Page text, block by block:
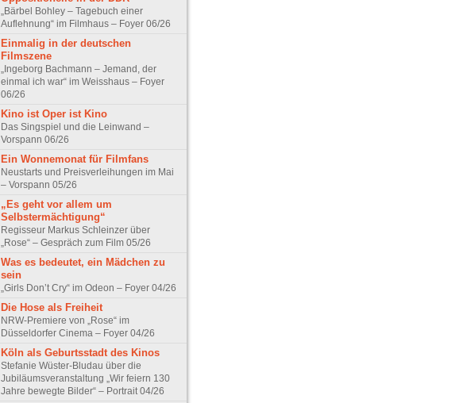
„Bärbel Bohley – Tagebuch einer
Auflehnung“ im Filmhaus – Foyer 06/26
Einmalig in der deutschen
Filmszene
„Ingeborg Bachmann – Jemand, der
einmal ich war“ im Weisshaus – Foyer
06/26
Kino ist Oper ist Kino
Das Singspiel und die Leinwand –
Vorspann 06/26
Ein Wonnemonat für Filmfans
Neustarts und Preisverleihungen im Mai
– Vorspann 05/26
„Es geht vor allem um
Selbstermächtigung“
Regisseur Markus Schleinzer über
„Rose“ – Gespräch zum Film 05/26
Was es bedeutet, ein Mädchen zu
sein
„Girls Don’t Cry“ im Odeon – Foyer 04/26
Die Hose als Freiheit
NRW-Premiere von „Rose“ im
Düsseldorfer Cinema – Foyer 04/26
Köln als Geburtsstadt des Kinos
Stefanie Wüster-Bludau über die
Jubiläumsveranstaltung „Wir feiern 130
Jahre bewegte Bilder“ – Portrait 04/26